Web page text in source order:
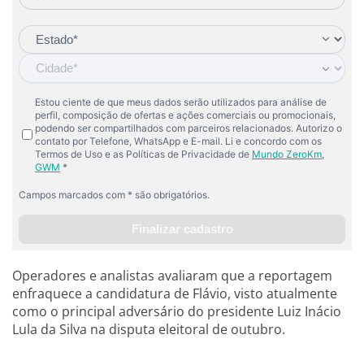
Operadores e analistas avaliaram que a reportagem
enfraquece a candidatura de Flávio, visto atualmente
como o principal adversário do presidente Luiz Inácio
Lula da Silva na disputa eleitoral de outubro.